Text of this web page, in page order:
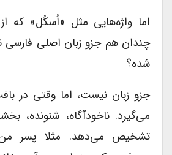
اما واژه‌هایی مثل «اُسکُل» که
چندان هم جزو زبان اصلی فارسی
شده؟
جزو زبان نیست، اما وقتی در
می‌گیرد. ناخودآگاه، شنونده،
تشخیص می‌دهد. مثلا پسر من